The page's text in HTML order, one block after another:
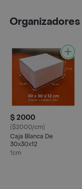
Organizadores
$ 2000
($2000/cm)
Caja Blanca De
30x30x12
1cm